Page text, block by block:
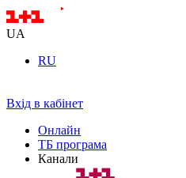
UA
RU
Вхід в кабінет
Онлайн
ТБ програма
Канали